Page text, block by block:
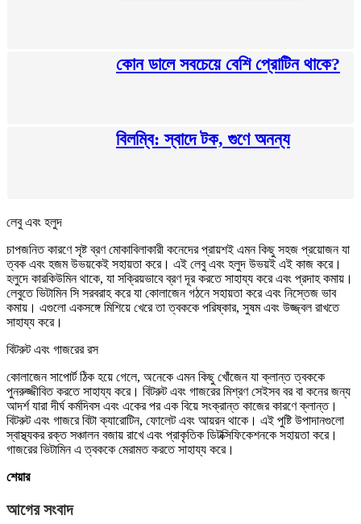
কোন ডালে সবচেয়ে বেশি প্রোটিন থাকে?
বিলম্বি: স্বাদে টক, গুণে অনন্য
লেবু এবং হলুদ
চাপজনিত কারণে সৃষ্ট ব্রণ মোকাবিলাকারী কনেদের প্রায়শই এমন কিছু সহজ প্রয়োজন যা
ত্বক এবং হজম উভয়কেই সহায়তা করে। এই লেবু এবং হলুদ উভয়ই এই কাজ করে।
হলুদে কারকিউমিন থাকে, যা সক্রিয়ভাবে ব্রণ দূর করতে সাহায্য করে এবং প্রদাহ কমায়।
লেবুতে ভিটামিন সি সরবরাহ করে যা কোলাজেন গঠনে সহায়তা করে এবং নিস্তেজ ভাব
কমায়। এগুলো একসঙ্গে মিশিয়ে খেরে তা ত্বককে পরিষ্কার, সুষম এবং উজ্জ্বল রাখতে
সাহায্য করে।
বিটরুট এবং গাজরের রস
কোলাজেন সাপোর্ট ঠিক হয়ে গেলে, অনেকে এমন কিছু খোঁজেন যা ক্লান্ত ত্বককে
পুনরুজ্জীবিত করতে সাহায্য করে। বিটরুট এবং গাজরের মিশ্রণ সেইসব বর বা কনের জন্য
আদর্শ যারা দীর্ঘ কর্মদিবস এবং একের পর এক বিয়ে সংক্রান্ত কাজের কারণে ক্লান্ত।
বিটরুট এবং গাজরে বিটা ক্যারোটিন, ফোলেট এবং আয়রন থাকে। এই পুষ্টি উপাদানগুলো
স্বাস্থ্যকর রক্ত ​​সঞ্চালন বজায় রাখে এবং প্রাকৃতিক ডিটক্সিফিকেশনকে সহায়তা করে।
গাজরের ভিটামিন এ ত্বককে মেরামত করতে সাহায্য করে।
শেয়ার
আগের সংবাদ